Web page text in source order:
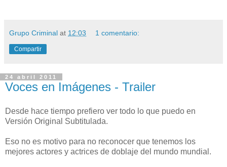
Grupo Criminal at 12:03 1 comentario:
Compartir
24 abril 2011
Voces en Imágenes - Trailer
Desde hace tiempo prefiero ver todo lo que puedo en
Versión Original Subtitulada.
Eso no es motivo para no reconocer que tenemos los
mejores actores y actrices de doblaje del mundo mundial.